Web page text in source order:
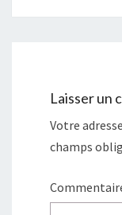
Laisser un
Votre
champs